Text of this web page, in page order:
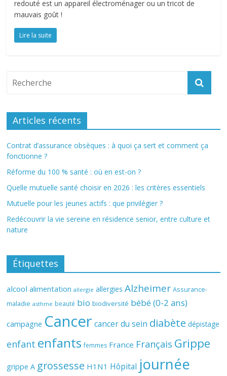
redouté est un appareil électroménager ou un tricot de
mauvais goût !
Lire la suite
Articles récents
Contrat d’assurance obsèques : à quoi ça sert et comment ça
fonctionne ?
Réforme du 100 % santé : où en est-on ?
Quelle mutuelle santé choisir en 2026 : les critères essentiels
Mutuelle pour les jeunes actifs : que privilégier ?
Redécouvrir la vie sereine en résidence senior, entre culture et
nature
Étiquettes
alcool alimentation allergie allergies Alzheimer Assurance-
maladie asthme beauté bio biodiversité bébé (0-2 ans)
campagne Cancer cancer du sein diabète dépistage
enfant enfants femmes France Français Grippe
grippe A grossesse H1N1 Hôpital journée